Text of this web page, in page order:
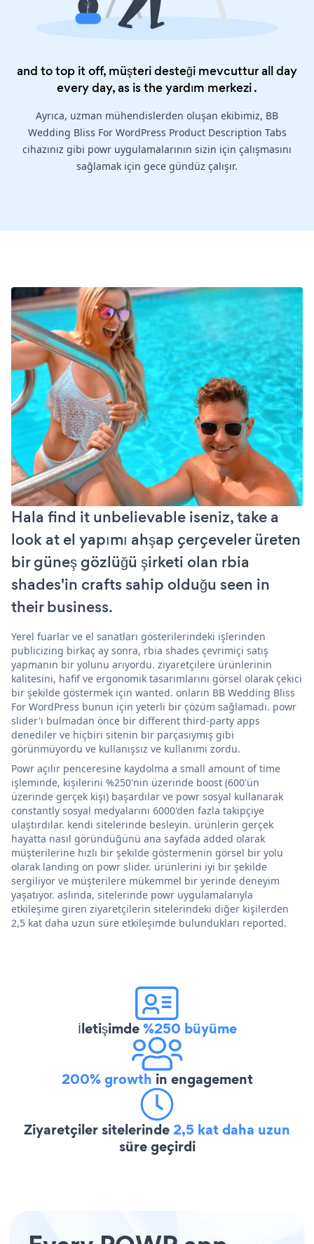
and to top it off, müşteri desteği mevcuttur all day
every day, as is theyardım merkezi.
Ayrıca, uzman mühendislerden oluşan ekibimiz, BB
Wedding Bliss For WordPress Product Description Tabs
cihazınız gibi powr uygulamalarının sizin için çalışmasını
sağlamak için gece gündüz çalışır.
Hala find it unbelievable iseniz, take a
look at el yapımı ahşap çerçeveler üreten
bir güneş gözlüğü şirketi olan rbia
shades'in crafts sahip olduğu seen in
their business.
Yerel fuarlar ve el sanatları gösterilerindeki işlerinden
publicizing birkaç ay sonra, rbia shades çevrimiçi satış
yapmanın bir yolunu arıyordu. ziyaretçilere ürünlerinin
kalitesini, hafif ve ergonomik tasarımlarını görsel olarak çekici
bir şekilde göstermek için wanted. onların BB Wedding Bliss
For WordPress bunun için yeterli bir çözüm sağlamadı. powr
slider'ı bulmadan önce bir different third-party apps
denediler ve hiçbiri sitenin bir parçasıymış gibi
görünmüyordu ve kullanışsız ve kullanımı zordu.
Powr açılır penceresine kaydolma a small amount of time
işleminde, kişilerini %250'nin üzerinde boost (600'ün
üzerinde gerçek kişi) başardılar ve powr sosyal kullanarak
constantly sosyal medyalarını 6000'den fazla takipçiye
ulaştırdılar. kendi sitelerinde besleyin. ürünlerin gerçek
hayatta nasıl göründüğünü ana sayfada added olarak
müşterilerine hızlı bir şekilde göstermenin görsel bir yolu
olarak landing on powr slider. ürünlerini iyi bir şekilde
sergiliyor ve müşterilere mükemmel bir yerinde deneyim
yaşatıyor. aslında, sitelerinde powr uygulamalarıyla
etkileşime giren ziyaretçilerin sitelerindeki diğer kişilerden
2,5 kat daha uzun süre etkileşimde bulundukları reported.
İletişimde%250 büyüme
200% growth in engagement
Ziyaretçiler sitelerinde2,5 kat daha uzun
süre geçirdi